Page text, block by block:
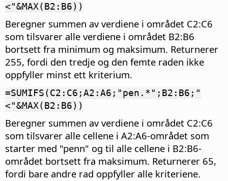
<"&MAX(B2:B6))
Beregner summen av verdiene i området C2:C6
som tilsvarer alle verdiene i området B2:B6
bortsett fra minimum og maksimum. Returnerer
255, fordi den tredje og den femte raden ikke
oppfyller minst ett kriterium.
=SUMIFS(C2:C6;A2:A6;"pen.*";B2:B6;"
<"&MAX(B2:B6))
Beregner summen av verdiene i området C2:C6
som tilsvarer alle cellene i A2:A6-området som
starter med "penn" og til alle cellene i B2:B6-
området bortsett fra maksimum. Returnerer 65,
fordi bare andre rad oppfyller alle kriteriene.